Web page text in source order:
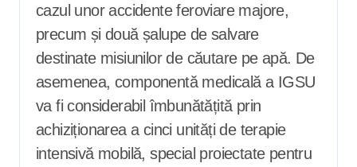
cazul unor accidente feroviare majore,
precum și două șalupe de salvare
destinate misiunilor de căutare pe apă. De
asemenea, componentă medicală a IGSU
va fi considerabil îmbunătățită prin
achiziționarea a cinci unități de terapie
intensivă mobilă, special proiectate pentru